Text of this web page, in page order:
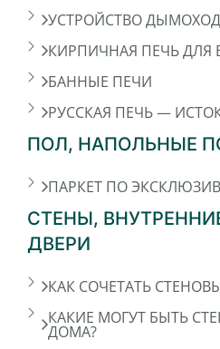
УСТРОЙСТВО
КИРПИЧНАЯ ПЕЧЬ ДЛЯ
БАННЫЕ ПЕЧИ
РУССКАЯ ПЕЧЬ —
ПОЛ, НАПОЛЬНЫЕ
ПАРКЕТ ПО
СТЕНЫ,
ДВЕРИ
КАК СОЧЕТАТЬ
КАКИЕ МОГУТ БЫТЬ
ДОМА?